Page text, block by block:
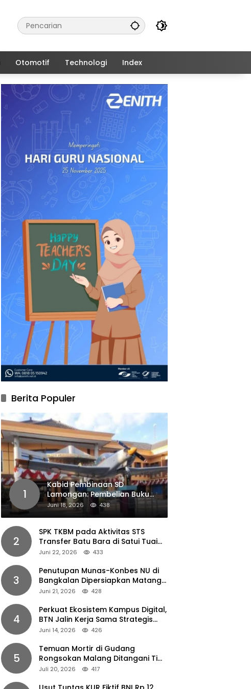
Otomotif Technologi Index
Berita Populer
1
Kabid Pembinaan SD
Lamongan: Pembelian Buku
Pendamping Tidak Boleh
Dipaksakan
Juni 18, 2026 438
2
SPK TKBM pada Aktivitas STS
Transfer Batu Bara di Satui Tuai
Sorotan
Juni 22, 2026 433
3
Penutupan Munas-Konbes NU di
Bangkalan Dipersiapkan Matang,
Gus Ipul Turun Tangan
Juni 21, 2026 428
4
Perkuat Ekosistem Kampus Digital,
BTN Jalin Kerja Sama Strategis
dengan UNAIR
Juni 14, 2026 426
5
Temuan Mortir di Gudang
Rongsokan Malang Ditangani Tim
Gegana Polda Jatim
Juli 20, 2026 417